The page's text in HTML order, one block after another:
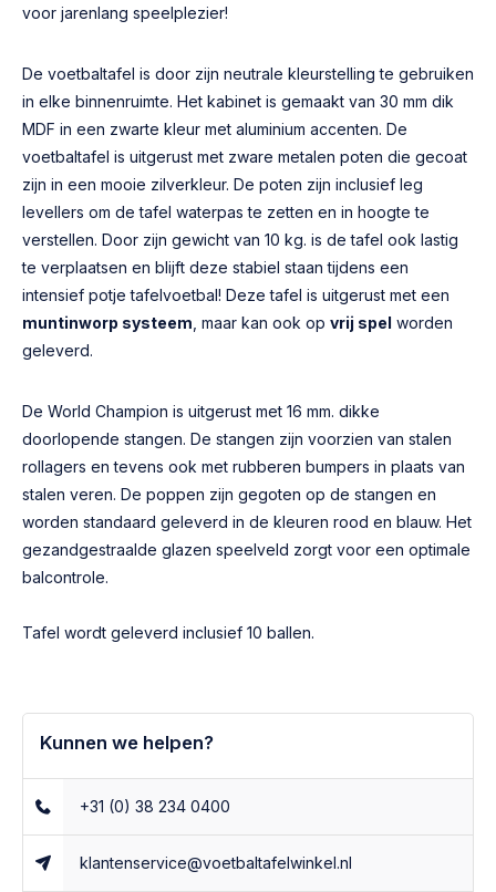
voor jarenlang speelplezier!
De voetbaltafel is door zijn neutrale kleurstelling te gebruiken
in elke binnenruimte. Het kabinet is gemaakt van 30 mm dik
MDF in een zwarte kleur met aluminium accenten. De
voetbaltafel is uitgerust met zware metalen poten die gecoat
zijn in een mooie zilverkleur. De poten zijn inclusief leg
levellers om de tafel waterpas te zetten en in hoogte te
verstellen. Door zijn gewicht van 10 kg. is de tafel ook lastig
te verplaatsen en blijft deze stabiel staan tijdens een
intensief potje tafelvoetbal! Deze tafel is uitgerust met een
muntinworp systeem , maar kan ook op vrij spel worden
geleverd.
De World Champion is uitgerust met 16 mm. dikke
doorlopende stangen. De stangen zijn voorzien van stalen
rollagers en tevens ook met rubberen bumpers in plaats van
stalen veren. De poppen zijn gegoten op de stangen en
worden standaard geleverd in de kleuren rood en blauw. Het
gezandgestraalde glazen speelveld zorgt voor een optimale
balcontrole.
Tafel wordt geleverd inclusief 10 ballen.
Kunnen we helpen?
+31 (0) 38 234 0400
klantenservice@voetbaltafelwinkel.nl